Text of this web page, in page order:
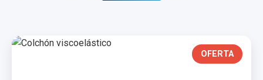
OFERTA